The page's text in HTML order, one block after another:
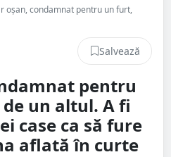
oșan, condamnat pentru un furt,
Salvează
pentru
un altul. A fi
case ca să fure
aflată în curte